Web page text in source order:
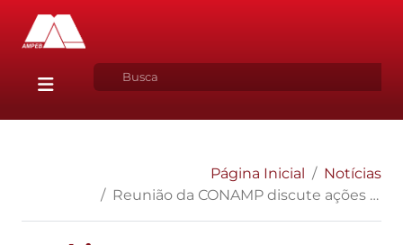
Página Inicial
Notícias
Reunião da CONAMP discute ações para fortalecer o MP